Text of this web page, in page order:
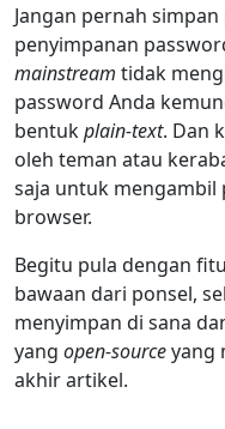
Jangan pernah
penyimpanan
mainstream tidak
password Anda
bentukplain-text. Dan
oleh teman atau
saja untuk mengambil
browser.
Begitu pula dengan
bawaan dari ponsel,
menyimpan di sana
yang open-sourceyang
akhir artikel.